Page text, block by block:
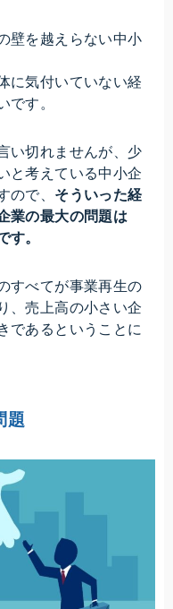
壁を越えらない中小
に気付いていない経
す。
い切れませんが、少
と考えている中小企
で、 そういった経
業の最大の問題は
す。
すべてが事業再生の
、売上高の小さい企
であるということに
題